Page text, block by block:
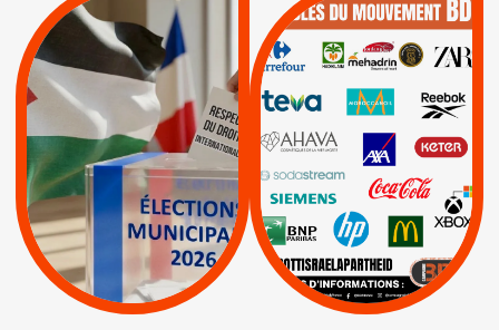
MUNICIPALES 2026 :
JE VOTE POUR LE
RESPECT DU DROIT
INTERNATIONAL EN
PALESTINE
APPELS | Actus |
Espaces Sans
Apartheid
| Lettres d'interpellation
QUE BOYCOTTER ?
BOYCOTT /
AXA BNP | CAF |
Carrefour | HP |
Keter |
Livres et brochures |
Mehadrin | PUMA
Sodastream |
Visuels, tracts,
affiches,...